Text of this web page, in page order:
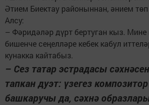
Әтием Биектау районыннан, әнием
Алсу:
– Фәридәләр дүрт бертуган кыз. Мине
бишенче сеңелләре кебек кабул
кунакка кайтабыз.
– Сез татар эстрадасы
тапкан дуэт: үзегез
башкаручы да, сәхнә